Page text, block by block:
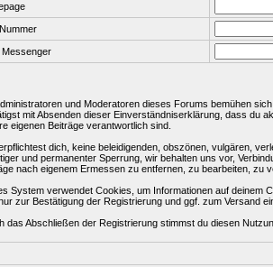
Messenger
und Moderatoren dieses Forums bemühen
mit Absenden dieser Einverständniserklärung, dass du
eigenen Beiträge verantwortlich sind.
dich, keine beleidigenden, obszönen, vulgären,
und permanenter Sperrung, wir behalten uns vor,
nach eigenem Ermessen zu entfernen, zu bearbeiten, zu
System verwendet Cookies, um Informationen auf deinem
zur Bestätigung der Registrierung und ggf. zum Versand
das Abschließen der Registrierung stimmst du diesen